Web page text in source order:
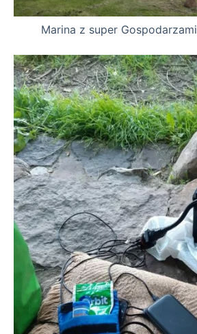
Marina z super Gospodarzami